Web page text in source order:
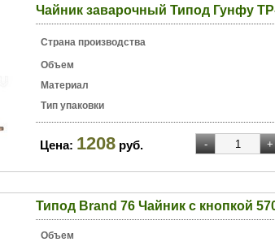
Чайник заварочный Типод Гунфу
Страна производства
Объем
Материал
Тип упаковки
Цена: 1208 руб.
Типод Brand 76 Чайник с кнопкой
Объем